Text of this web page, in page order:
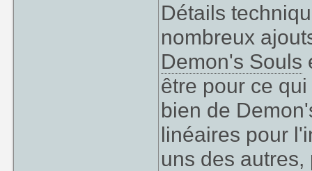
Détails
nombreux
Demon's Souls
être pour ce
bien de
linéaires pour
uns des